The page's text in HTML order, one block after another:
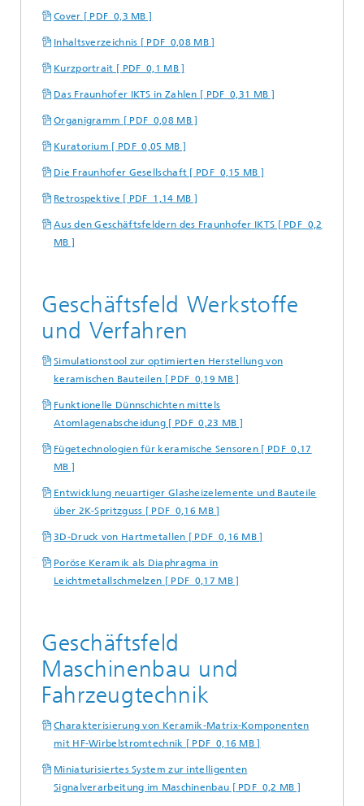
Cover [ PDF 0,3 MB ]
Inhaltsverzeichnis [ PDF 0,08 MB ]
Kurzportrait [ PDF 0,1 MB ]
Das Fraunhofer IKTS in Zahlen [ PDF 0,31 MB ]
Organigramm [ PDF 0,08 MB ]
Kuratorium [ PDF 0,05 MB ]
Die Fraunhofer Gesellschaft [ PDF 0,15 MB ]
Retrospektive [ PDF 1,14 MB ]
Aus den Geschäftsfeldern des Fraunhofer IKTS [ PDF 0,2
MB ]
Geschäftsfeld Werkstoffe
und Verfahren
Simulationstool zur optimierten Herstellung von
keramischen Bauteilen [ PDF 0,19 MB ]
Funktionelle Dünnschichten mittels
Atomlagenabscheidung [ PDF 0,23 MB ]
Fügetechnologien für keramische Sensoren [ PDF 0,17
MB ]
Entwicklung neuartiger Glasheizelemente und Bauteile
über 2K-Spritzguss [ PDF 0,16 MB ]
3D-Druck von Hartmetallen [ PDF 0,16 MB ]
Poröse Keramik als Diaphragma in
Leichtmetallschmelzen [ PDF 0,17 MB ]
Geschäftsfeld
Maschinenbau und
Fahrzeugtechnik
Charakterisierung von Keramik-Matrix-Komponenten
mit HF-Wirbelstromtechnik [ PDF 0,16 MB ]
Miniaturisiertes System zur intelligenten
Signalverarbeitung im Maschinenbau [ PDF 0,2 MB ]